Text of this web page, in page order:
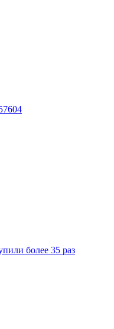
более 35 раз